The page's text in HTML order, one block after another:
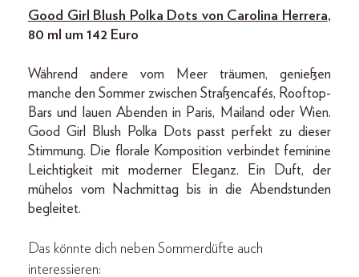
Good Girl Blush Polka Dots von Carolina Herrera,
80 ml um 142 Euro
Während andere vom Meer träumen, genießen
manche den Sommer zwischen Straßencafés, Rooftop-
Bars und lauen Abenden in Paris, Mailand oder Wien.
Good Girl Blush Polka Dots passt perfekt zu dieser
Stimmung. Die florale Komposition verbindet feminine
Leichtigkeit mit moderner Eleganz. Ein Duft, der
mühelos vom Nachmittag bis in die Abendstunden
begleitet.
Das könnte dich neben Sommerdüfte auch
interessieren: